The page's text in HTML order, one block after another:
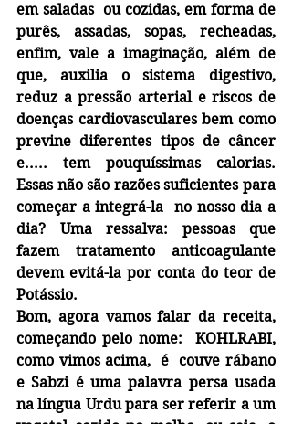
em saladas  ou cozidas, em forma de
purês, assadas, sopas, recheadas,
enfim, vale a imaginação, além de
que, auxilia o sistema digestivo,
reduz a pressão arterial e riscos de
doenças cardiovasculares bem como
previne diferentes tipos de câncer
e..... tem pouquíssimas calorias.
Essas não são razões suficientes para
começar a integrá-la  no nosso dia a
dia? Uma ressalva: pessoas que
fazem tratamento anticoagulante
devem evitá-la por conta do teor de
Potássio.
Bom, agora vamos falar da receita,
começando pelo nome:  KOHLRABI,
como vimos acima,  é  couve rábano
e Sabzi é uma palavra persa usada
na língua Urdu para ser referir a um